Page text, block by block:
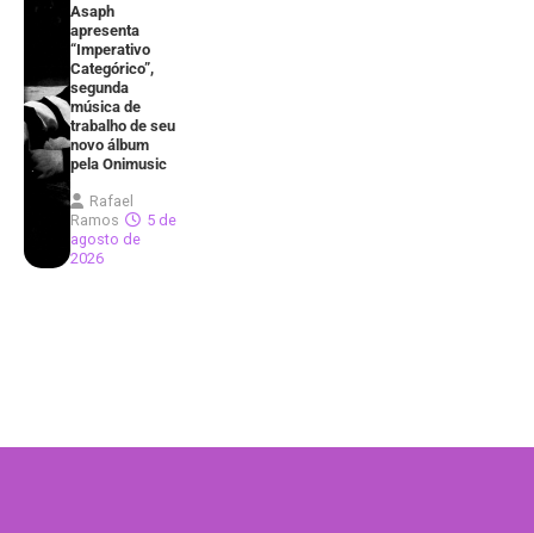
Asaph
apresenta
“Imperativo
Categórico”,
segunda
música de
trabalho de seu
novo álbum
pela Onimusic
Rafael
Ramos
5 de
agosto de
2026